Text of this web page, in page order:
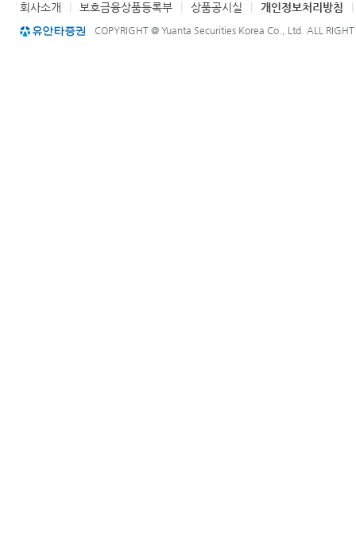
회사소개 보호금융상품등록부 상품공시실 개인정보처리방침
COPYRIGHT @ Yuanta Securities Korea Co., Ltd. ALL RIGHT